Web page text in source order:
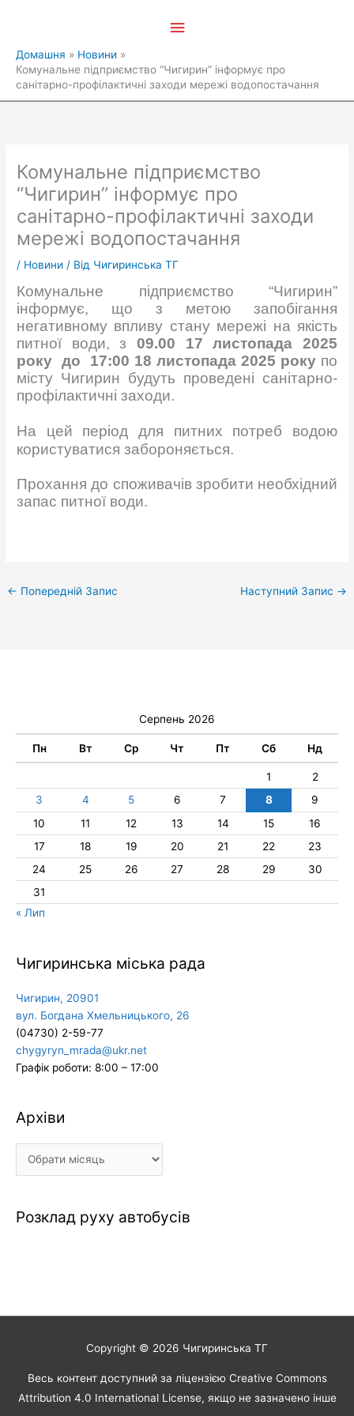
Домашня
Новини
Комунальне підприємство “Чигирин” інформує про
санітарно-профілактичні заходи мережі водопостачання
Комунальне підприємство
“Чигирин” інформує про
санітарно-профілактичні заходи
мережі водопостачання
/ Новини / Від Чигиринська ТГ
Комунальне підприємство “Чигирин”
інформує, що з метою запобігання
негативному впливу стану мережі на якість
питної води, з 09.00 17 листопада 2025
року до 17:00 18 листопада 2025 рокупо
місту Чигирин будуть проведені санітарно-
профілактичні заходи.
На цей період для питних потреб водою
користуватися забороняється.
Прохання до споживачів зробити необхідний
запас питної води.
← Попередній Запис Наступний Запис →
Серпень 2026
Пн Вт Ср Чт Пт Сб Нд
1
2
3
4 5 6 7 8
9
10
11 12 13 14 15
16
17
18 19 20 21 22
23
24
25 26 27 28 29
30
31
« Лип
Чигиринська міська рада
Чигирин, 20901
вул. Богдана Хмельницького, 26
(04730) 2-59-77
chygyryn_mrada@ukr.net
Графік роботи: 8:00 – 17:00
Архіви
Архіви
Розклад руху автобусів
Copyright © 2026 Чигиринська ТГ
Весь контент доступний за ліцензією Creative Commons
Attribution 4.0 International License, якщо не зазначено інше